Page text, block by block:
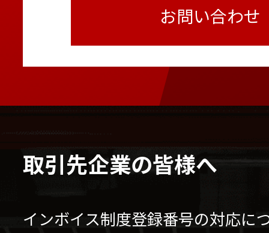
お問い合わせ
取引先企業の皆様へ
インボイス制度登録番号の対応に